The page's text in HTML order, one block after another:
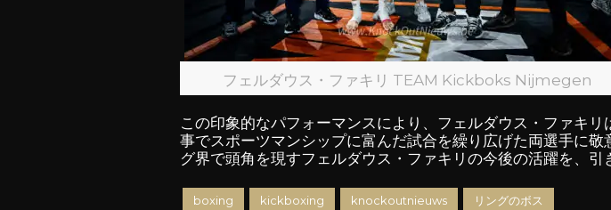
フェルダウス・ファキリ TEAM Kickboks Nijmegen
この印象的なパフォーマンスにより、フェルダウス・ファキ
事でスポーツマンシップに富んだ試合を繰り広げた両選手
グ界で頭角を現すフェルダウス・ファキリの今後の活躍を、引
boxing kickboxing knockoutnieuws リングのボス